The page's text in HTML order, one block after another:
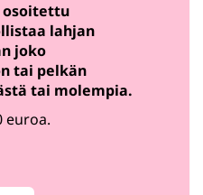
osoitettu
lahjan
joko
tai pelkän
tai molempia.
euroa.